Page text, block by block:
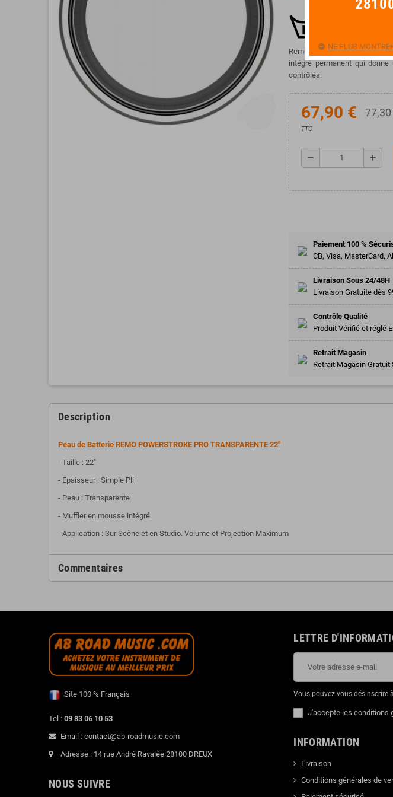
Remo est fier de présenter
intégré permanent qui
contrôlés.
67,90 € 77,30
TTC
remove add
Paiement 100 %
CB, Visa, MasterCard,
Livraison Sous 24/48H
Livraison Gratuite dès
Contrôle Qualité
Produit Vérifié et réglé
Retrait Magasin
Retrait Magasin Gratuit
Description
Peau de Batterie REMO POWERSTROKE PRO TRANSPARENTE 22"
- Taille : 22"
- Epaisseur : Simple Pli
- Peau : Transparente
- Muffler en mousse intégré
- Application : Sur Scène et en Studio. Volume et Projection Maximum
Commentaires
Site 100 % Français
Tel : 09 83 06 10 53
Email : contact@ab-roadmusic.com
Adresse : 14 rue André Ravalée 28100 DREUX
NOUS SUIVRE
LETTRE
Vous pouvez vous
J'accepte les conditions
INFORMATION
Livraison
Conditions générales de
NE PLUS